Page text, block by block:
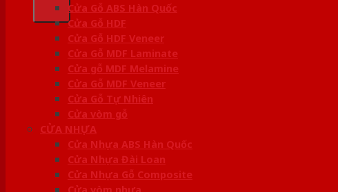
Cửa Gỗ ABS Hàn Quốc
Cửa Gỗ HDF
Cửa Gỗ HDF Veneer
Cửa Gỗ MDF Laminate
Cửa gỗ MDF Melamine
Cửa Gỗ MDF Veneer
Cửa Gỗ Tự Nhiên
Cửa vòm gỗ
CỬA NHỰA
Cửa Nhựa ABS Hàn Quốc
Cửa Nhựa Đài Loan
Cửa Nhựa Gỗ Composite